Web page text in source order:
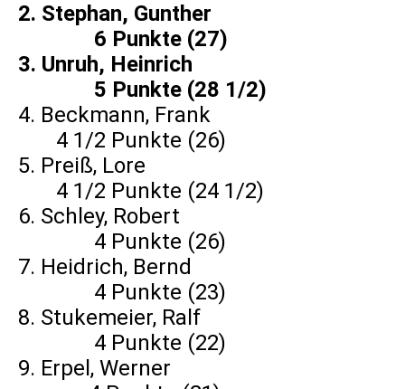
2. Stephan, Gunther
6 Punkte (27)
3. Unruh, Heinrich
5 Punkte (28 1/2)
4. Beckmann, Frank
4 1/2 Punkte (26)
5. Preiß, Lore
4 1/2 Punkte (24 1/2)
6. Schley, Robert
4 Punkte (26)
7. Heidrich, Bernd
4 Punkte (23)
8. Stukemeier, Ralf
4 Punkte (22)
9. Erpel, Werner